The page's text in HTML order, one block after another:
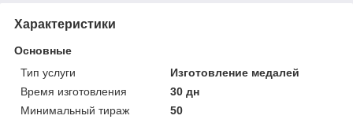
Характеристики
Основные
Тип услуги
Изготовление медалей
Время изготовления
30 дн
Минимальный тираж
50